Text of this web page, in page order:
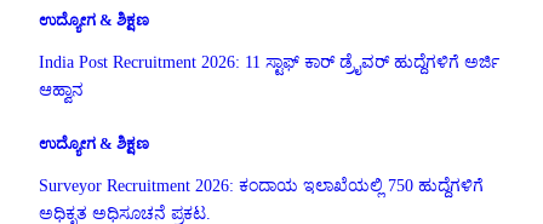
ಉದ್ಯೋಗ & ಶಿಕ್ಷಣ
India Post Recruitment 2026: 11 ಸ್ಟಾಫ್ ಕಾರ್ ಡ್ರೈವರ್ ಹುದ್ದೆಗಳಿಗೆ ಅರ್ಜಿ
ಆಹ್ವಾನ
ಉದ್ಯೋಗ & ಶಿಕ್ಷಣ
Surveyor Recruitment 2026: ಕಂದಾಯ ಇಲಾಖೆಯಲ್ಲಿ 750 ಹುದ್ದೆಗಳಿಗೆ
ಅಧಿಕೃತ ಅಧಿಸೂಚನೆ ಪ್ರಕಟ.